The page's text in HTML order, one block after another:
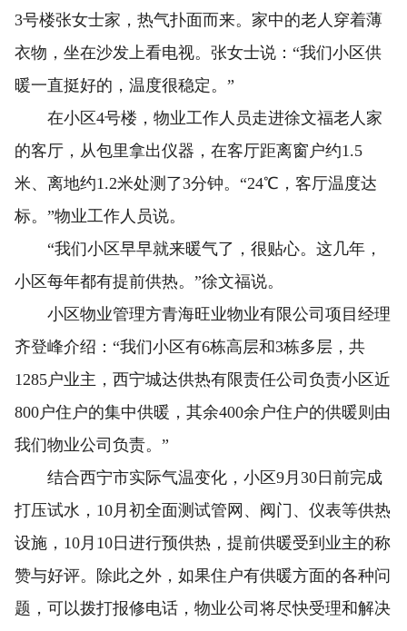
3号楼张女士家，热气扑面而来。家中的老人穿着薄
衣物，坐在沙发上看电视。张女士说：“我们小区供
暖一直挺好的，温度很稳定。”
在小区4号楼，物业工作人员走进徐文福老人家
的客厅，从包里拿出仪器，在客厅距离窗户约1.5
米、离地约1.2米处测了3分钟。“24℃，客厅温度达
标。”物业工作人员说。
“我们小区早早就来暖气了，很贴心。这几年，
小区每年都有提前供热。”徐文福说。
小区物业管理方青海旺业物业有限公司项目经理
齐登峰介绍：“我们小区有6栋高层和3栋多层，共
1285户业主，西宁城达供热有限责任公司负责小区近
800户住户的集中供暖，其余400余户住户的供暖则由
我们物业公司负责。”
结合西宁市实际气温变化，小区9月30日前完成
打压试水，10月初全面测试管网、阀门、仪表等供热
设施，10月10日进行预供热，提前供暖受到业主的称
赞与好评。除此之外，如果住户有供暖方面的各种问
题，可以拨打报修电话，物业公司将尽快受理和解决